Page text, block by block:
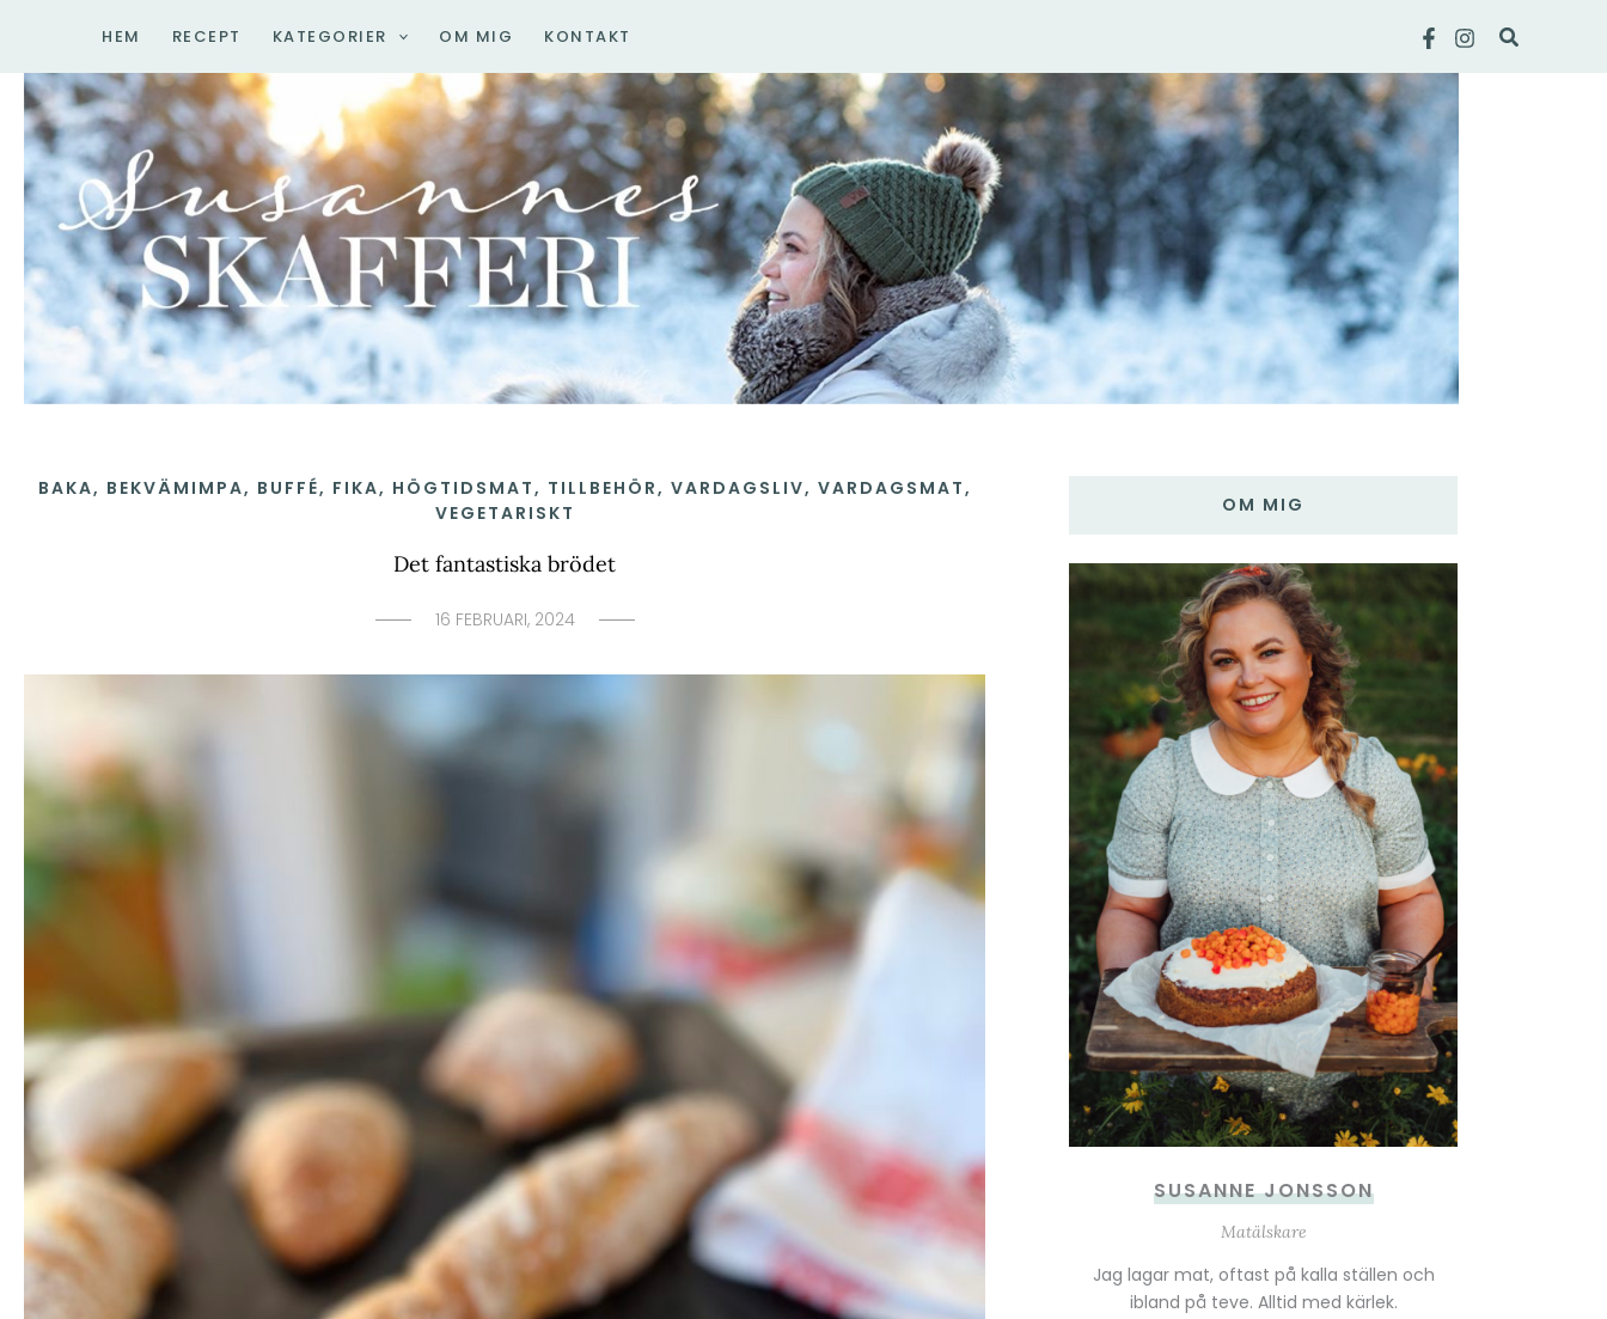
innehåll
HEM RECEPT KATEGORIER OM MIG KONTAKT Sök
BAKA, BEKVÄMIMPA, BUFFÉ, FIKA, HÖGTIDSMAT, TILLBEHÖR, VARDAGSLIV, VARDAGSMAT,
VEGETARISKT
Det fantastiska brödet
16 FEBRUARI, 2024
OM MIG
SUSANNE JONSSON
Matälskare
Jag lagar mat, oftast på kalla ställen och
ibland på teve. Alltid med kärlek.